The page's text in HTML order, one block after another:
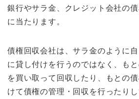
銀行やサラ金、クレジット会社の
に当たります。
債権回収会社は、サラ金のように
に貸し付けを行うのではなく、も
を買い取って回収したり、もとの
けて債権の管理・回収を行ったりし